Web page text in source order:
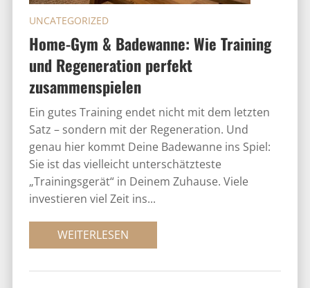
Home-Gym & Badewanne: Wie Training
und Regeneration perfekt
zusammenspielen
UNCATEGORIZED
Ein gutes Training endet nicht mit dem letzten
Satz – sondern mit der Regeneration. Und
genau hier kommt Deine Badewanne ins Spiel:
Sie ist das vielleicht unterschätzteste
„Trainingsgerät“ in Deinem Zuhause. Viele
investieren viel Zeit ins...
WEITERLESEN